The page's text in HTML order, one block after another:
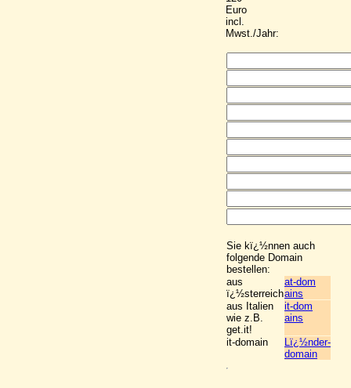
Euro
incl.
Mwst./Jahr:
Sie kï¿½nnen auch
folgende Domain
bestellen:
aus
ï¿½sterreich
at-dom
ains
aus Italien
wie z.B.
get.it!
it-dom
ains
it-domain
Lï¿½nder-
domain